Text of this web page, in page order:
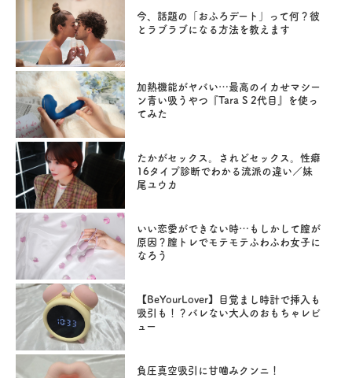
今、話題の「おふろデート」って何？彼
とラブラブになる方法を教えます
加熱機能がヤバい…最高のイカせマシー
ン青い吸うやつ『Tara S 2代目』を使っ
てみた
たかがセックス。されどセックス。性癖
16タイプ診断でわかる流派の違い／妹
尾ユウカ
いい恋愛ができない時…もしかして膣が
原因？膣トレでモテモテふわふわ女子に
なろう
【BeYourLover】目覚まし時計で挿入も
吸引も！？バレない大人のおもちゃレビ
ュー
負圧真空吸引に甘噛みクンニ！